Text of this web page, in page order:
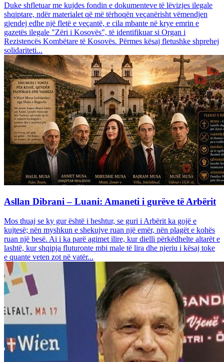
Duke shfletuar me kujdes fondin e dokumenteve të lëvizjes ilegale
shqiptare, ndër materialet që më tërhoqën veçanërisht vëmendjen
gjendej edhe një fletë e veçantë, e cila mbante në krye emrin e
gazetës ilegale "Zëri i Kosovës", të identifikuar si Organ i
Rezistencës Kombëtare të Kosovës. Përmes kësaj fletushke shprehej
solidariteti...
Asllan Dibrani – Luani: Amaneti i gurëve të Arbërit
Mos thuaj se ky gur është i heshtur, se guri i Arbërit ka gojë e
kujtesë; nën myshkun e shekujve ruan një emër, nën plagët e kohës
ruan një besë. Ai i ka parë agimet ilire, kur dielli përkëdhelte altarët e
lashtë, kur shqipja fluturonte mbi male të lira dhe njeriu i kësaj toke
e quante veten zot në vatër...